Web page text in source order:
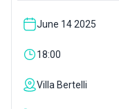
INSPIRATIONS
June 14 2025
18:00
Villa Bertelli